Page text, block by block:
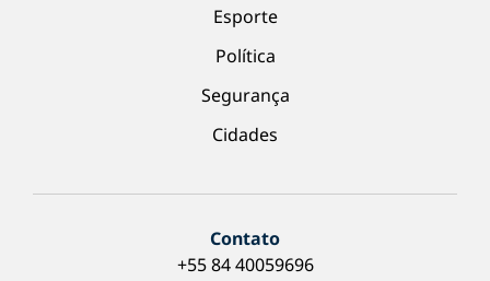
Esporte
Política
Segurança
Cidades
Contato
+55 84 40059696